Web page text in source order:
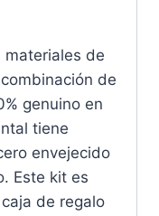
materiales de
de
genuino en
tiene
envejecido
Este kit es
de regalo